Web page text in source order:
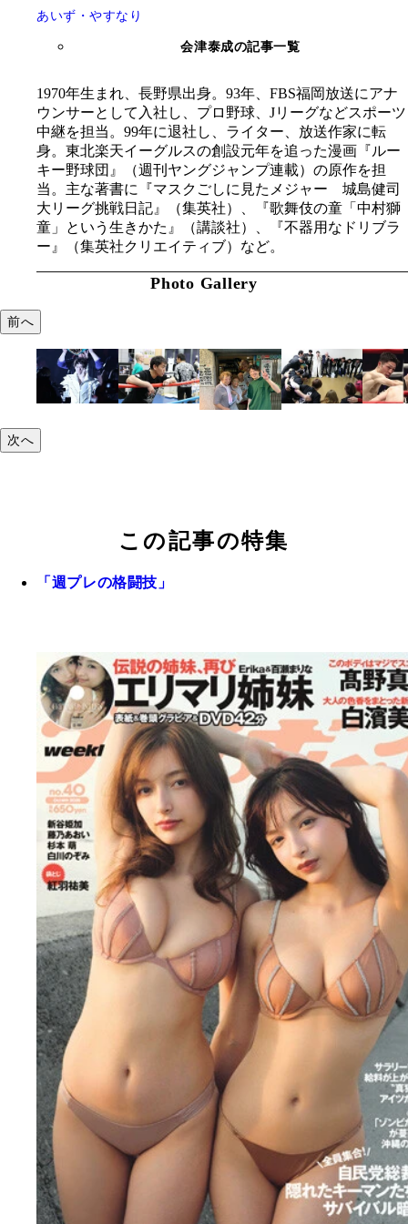
あいず・やすなり
会津泰成の記事一覧
1970年生まれ、長野県出身。93年、FBS福岡放送にアナ
ウンサーとして入社し、プロ野球、Jリーグなどスポーツ
中継を担当。99年に退社し、ライター、放送作家に転
身。東北楽天イーグルスの創設元年を追った漫画『ルー
キー野球団』（週刊ヤングジャンプ連載）の原作を担
当。主な著書に『マスクごしに見たメジャー 城島健司
大リーグ挑戦日記』（集英社）、『歌舞伎の童「中村獅
童」という生きかた』（講談社）、『不器用なドリブラ
ー』（集英社クリエイティブ）など。
Photo Gallery
前へ
次へ
この記事の特集
「週プレの格闘技」